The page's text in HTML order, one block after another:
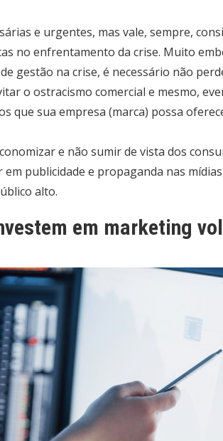
e urgentes, mas vale, sempre,
no enfrentamento da crise. Muito
gestão na crise, é necessário não
o ostracismo comercial e mesmo,
que sua empresa (marca) possa
e não sumir de vista dos
publicidade e propaganda nas
alto.
em marketing